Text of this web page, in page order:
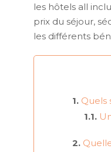
les hôtels all
prix du séjour,
les différents
Quels